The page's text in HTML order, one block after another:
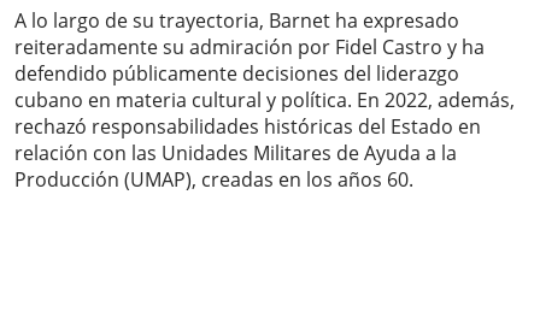
A lo largo de su trayectoria, Barnet ha expresado
reiteradamente su admiración por Fidel Castro y ha
defendido públicamente decisiones del liderazgo
cubano en materia cultural y política. En 2022, además,
rechazó responsabilidades históricas del Estado en
relación con las Unidades Militares de Ayuda a la
Producción (UMAP), creadas en los años 60.